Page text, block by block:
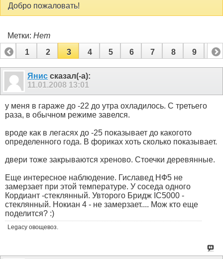
Добро пожаловать!
Метки: Нет
1
2 3 4 5 6 7 8 9 10
11 14
Янис сказал(-а):
11.01.2008 13:01
у меня в гараже до -22 до утра охладилось. С третьего
раза, в обычном режиме завелся.
вроде как в легасях до -25 показывает до какогото
определенного года. В фориках хоть сколько показывает.
двери тоже закрываются хреново. Стоечки деревянные.
Еще интересное наблюдение. Гиславед НФ5 не
замерзает при этой температуре. У соседа одного
Кордиант -стеклянный. Увторого Бридж IC5000 -
стеклянный. Нокиан 4 - не замерзает.... Мож кто еще
поделится? :)
Legacy овощевоз.